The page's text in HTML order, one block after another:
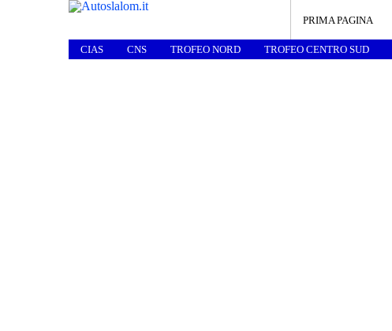
PRIMA PAGINA
CIAS CNS TROFEO NORD TROFEO CENTRO SUD